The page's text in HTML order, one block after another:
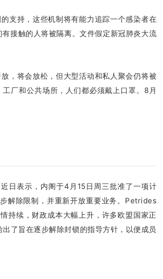
支持，这些机制将有能力追踪一个感染者在
接触的人将被隔离。文件假定新冠肺炎大流
，将会放松，但大型活动和私人聚会仍将被
厂和公共场所，人们都必须戴上口罩。 8月
日表示，内阁于4月15日周三批准了一项计
解除限制，并重新开放重要业务。 Petrides
持续，财政成本大幅上升，许多欧盟国家正
了旨在逐步解除封锁的指导方针，以便成员